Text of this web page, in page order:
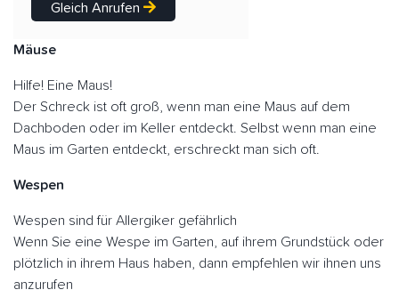
Gleich Anrufen
Mäuse
Hilfe! Eine Maus!
Der Schreck ist oft groß, wenn man eine Maus auf dem
Dachboden oder im Keller entdeckt. Selbst wenn man eine
Maus im Garten entdeckt, erschreckt man sich oft.
Wespen
Wespen sind für Allergiker gefährlich
Wenn Sie eine Wespe im Garten, auf ihrem Grundstück oder
plötzlich in ihrem Haus haben, dann empfehlen wir ihnen uns
anzurufen